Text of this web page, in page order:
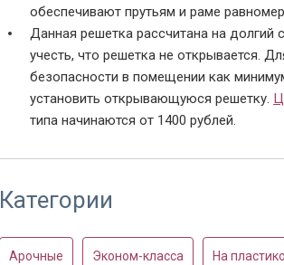
обеспечивают прутьям и раме
Данная решетка рассчитана на долгий
учесть, что решетка не открывается.
безопасности в помещении как
установить открывающуюся решетку.
типа начинаются от 1400 рублей.
Категории
Арочные Эконом-класса На